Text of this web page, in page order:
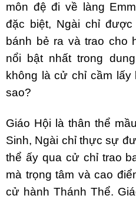
môn đệ đi về làng
đặc biệt, Ngài chỉ
bánh bẻ ra và trao cho
nổi bật nhất trong
không là cử chỉ cầm
sao?
Giáo Hội là thân thể
Sinh, Ngài chỉ thực sự
thể ấy qua cử chỉ trao
mà trọng tâm và cao
cử hành Thánh Thể.